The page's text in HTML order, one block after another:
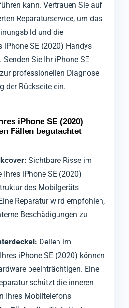
kann. Vertrauen Sie auf
Reparaturservice, um das
und die
iPhone SE (2020) Handys
Sie Ihr iPhone SE
professionellen Diagnose
der Rückseite ein.
iPhone SE (2020)
Fällen begutachtet
Sichtbare Risse im
Ihres iPhone SE (2020)
des Mobilgeräts
Reparatur wird empfohlen,
Beschädigungen zu
Dellen im
iPhone SE (2020) können
beeinträchtigen. Eine
schützt die inneren
Ihres Mobiltelefons.